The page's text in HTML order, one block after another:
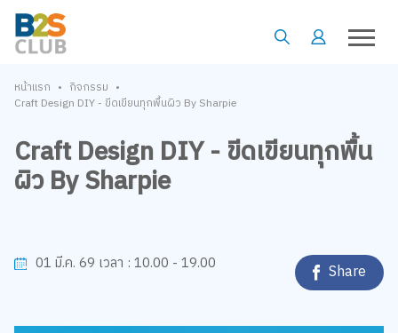
หน้าแรก • กิจกรรม •
Craft Design DIY - ขีดเขียนทุกพื้นผิว By Sharpie
Craft Design DIY - ขีดเขียนทุกพื้น
ผิว By Sharpie
01 มี.ค. 69 เวลา : 10.00 - 19.00 Share